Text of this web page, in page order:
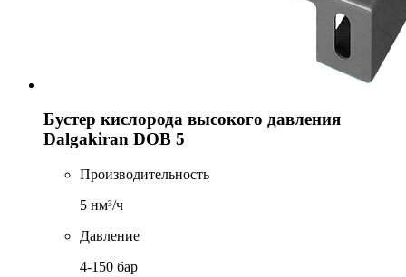
Бустер кислорода высокого давления
Dalgakiran DOB 5
Производительность
5 нм³/ч
Давление
4-150 бар